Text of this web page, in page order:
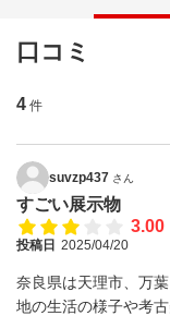
口コミ
4 件
suvzp437 さん
すごい展示物
3.00
投稿日 2025/04/20
奈良県は天理市、万
地の生活の様子や考